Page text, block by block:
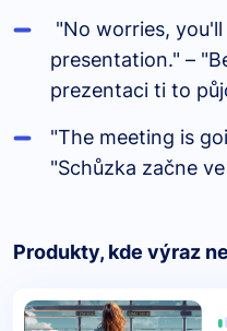
"No worries,
presentation." –
prezentaci ti to
"The meeting is
"Schůzka začne
Produkty, kde výraz